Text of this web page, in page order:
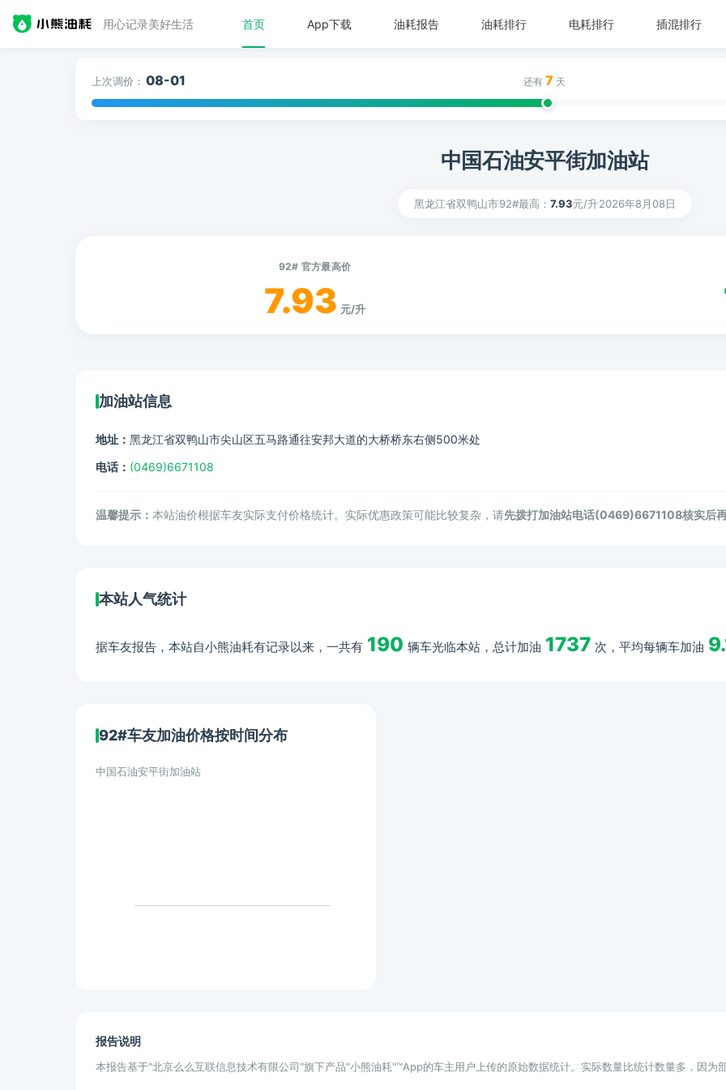
用心记录美好生活 首页 App下载 油耗报告 油耗排行 电耗排行 插混排行
上次调价： 08-01 还有 7 天
中国石油安平街加油站
黑龙江省双鸭山市92#最高： 7.93元/升2026年8月08日
92# 官方最高价
7.93 元/升
加油站信息
地址： 黑龙江省双鸭山市尖山区五马路通往安邦大道的大桥桥东右侧500米处
电话： (0469)6671108
温馨提示： 本站油价根据车友实际支付价格统计。实际优惠政策可能比较复杂，请先拨打加油站电话(0469)6671108核实后再
本站人气统计
据车友报告，本站自小熊油耗有记录以来，一共有 190 辆车光临本站，总计加油 1737 次，平均每辆车加油
92#车友加油价格按时间分布
中国石油安平街加油站
报告说明
本报告基于"北京么么互联信息技术有限公司"旗下产品"小熊油耗"™App的车主用户上传的原始数据统计。实际数量比统计数量多，因为